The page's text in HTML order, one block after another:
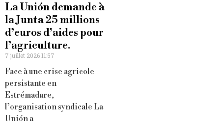
La Unión demande à
la Junta 25 millions
d’euros d’aides pour
l’agriculture.
7 juillet 2026 11:57
Face à une crise agricole
persistante en
Estrémadure,
l’organisation syndicale La
Unión a